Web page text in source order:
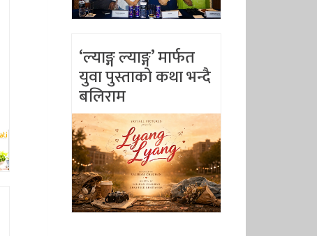
‘ल्याङ्ग ल्याङ्ग’ मार्फत
युवा पुस्ताको कथा भन्दै
बलिराम